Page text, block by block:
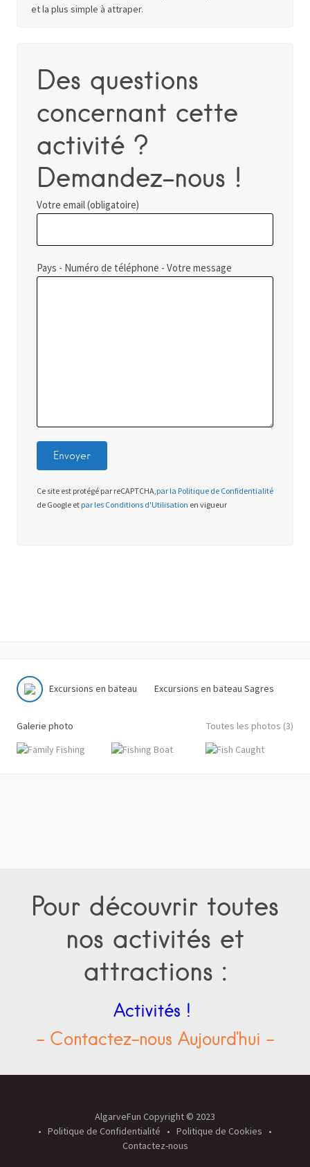
et la plus simple à attraper.
Des questions
concernant cette
activité ?
Demandez-nous !
Votre email (obligatoire)
Pays - Numéro de téléphone - Votre message
Ce site est protégé par reCAPTCHA, par la Politique de Confidentialité
de Google et par les Conditions d'Utilisation en vigueur
Excursions en bateau Excursions en bateau Sagres
Galerie photo Toutes les photos (3)
Pour découvrir toutes
nos activités et
attractions :
Activités !
- Contactez-nous Aujourd'hui -
AlgarveFun Copyright © 2023
Politique de Confidentialité
Politique de Cookies
Contactez-nous